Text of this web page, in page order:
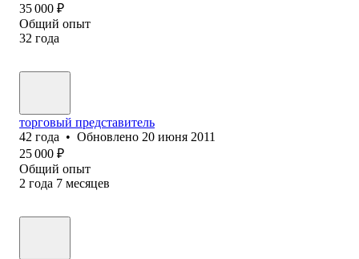
35 000 ₽
Общий опыт
32 года
торговый представитель
42 года • Обновлено 20 июня 2011
25 000 ₽
Общий опыт
2 года 7 месяцев